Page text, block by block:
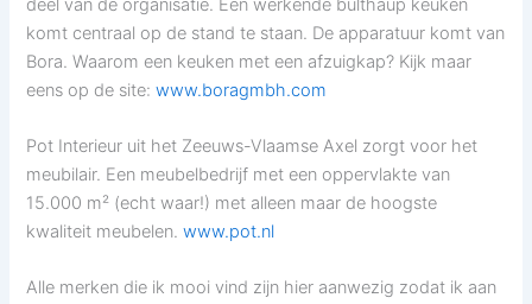
deel van de organisatie. Een werkende bulthaup keuken
komt centraal op de stand te staan. De apparatuur komt van
Bora. Waarom een keuken met een afzuigkap? Kijk maar
eens op de site:www.boragmbh.com
Pot Interieur uit het Zeeuws-Vlaamse Axel zorgt voor het
meubilair. Een meubelbedrijf met een oppervlakte van
15.000 m² (echt waar!) met alleen maar de hoogste
kwaliteit meubelen.www.pot.nl
Alle merken die ik mooi vind zijn hier aanwezig zodat ik aan